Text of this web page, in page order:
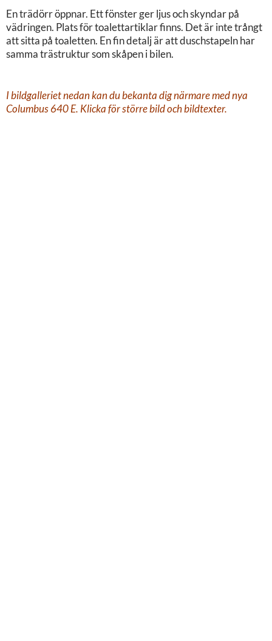
En trädörr öppnar. Ett fönster ger ljus och skyndar på
vädringen. Plats för toalettartiklar finns. Det är inte trångt
att sitta på toaletten. En fin detalj är att duschstapeln har
samma trästruktur som skåpen i bilen.
I bildgalleriet nedan kan du bekanta dig närmare med nya
Columbus 640 E. Klicka för större bild och bildtexter.